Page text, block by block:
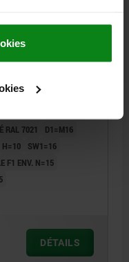
GAUCHE, D=6,
DE POIGNÉE=41,5
RAL 7021
D1=M16
H=10
SW1=16
F1 ENV. N=15
DÉTAILS